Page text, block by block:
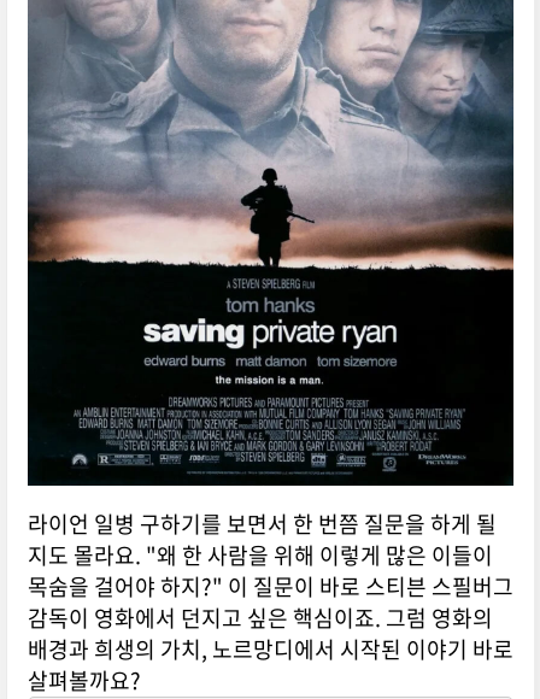
라이언 일병 구하기를 보면서 한 번쯤 질문을 하게 될
지도 몰라요. "왜 한 사람을 위해 이렇게 많은 이들이
목숨을 걸어야 하지?" 이 질문이 바로 스티븐 스필버그
감독이 영화에서 던지고 싶은 핵심이죠. 그럼 영화의
배경과 희생의 가치, 노르망디에서 시작된 이야기 바로
살펴볼까요?